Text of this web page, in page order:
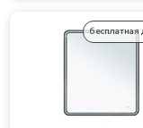
бесплатная